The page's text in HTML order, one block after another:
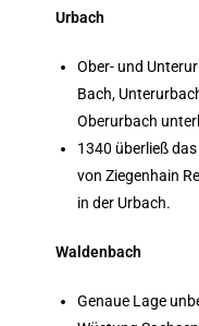
Urbach
Ober- und
Bach,
Oberurbach
1340 überließ
von Ziegenhain
in der Urbach.
Waldenbach
Genaue Lage